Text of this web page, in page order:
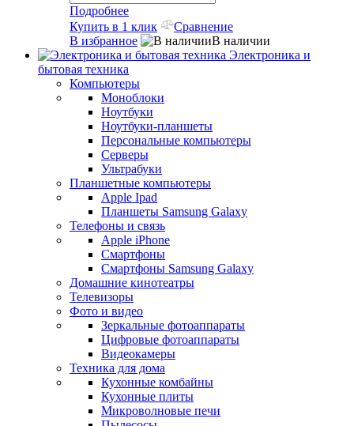
Подробнее
Купить в 1 клик
Сравнение
В избранное
В наличии
Электроника и
бытовая техника
Компьютеры
Моноблоки
Ноутбуки
Ноутбуки-планшеты
Персональные компьютеры
Серверы
Ультрабуки
Планшетные компьютеры
Apple Ipad
Планшеты Samsung Galaxy
Телефоны и связь
Apple iPhone
Смартфоны
Смартфоны Samsung Galaxy
Домашние кинотеатры
Телевизоры
Фото и видео
Зеркальные фотоаппараты
Цифровые фотоаппараты
Видеокамеры
Техника для дома
Кухонные комбайны
Кухонные плиты
Микроволновые печи